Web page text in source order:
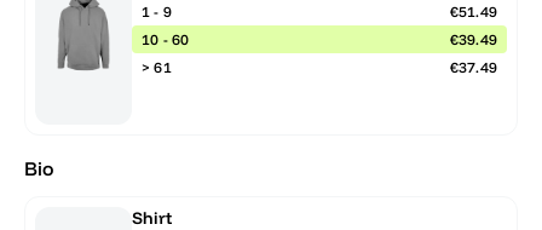
1 - 9
€51.49
10 - 60
€39.49
> 61
€37.49
Bio
Shirt